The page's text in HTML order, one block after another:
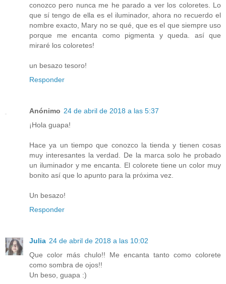
conozco pero nunca me he parado a ver los coloretes. Lo
que sí tengo de ella es el iluminador, ahora no recuerdo el
nombre exacto, Mary no se qué, que es el que siempre uso
porque me encanta como pigmenta y queda. así que
miraré los coloretes!
un besazo tesoro!
Responder
Anónimo 24 de abril de 2018 a las 5:37
¡Hola guapa!
Hace ya un tiempo que conozco la tienda y tienen cosas
muy interesantes la verdad. De la marca solo he probado
un iluminador y me encanta. El colorete tiene un color muy
bonito así que lo apunto para la próxima vez.
Un besazo!
Responder
Julia 24 de abril de 2018 a las 10:02
Que color más chulo!! Me encanta tanto como colorete
como sombra de ojos!!
Un beso, guapa :)